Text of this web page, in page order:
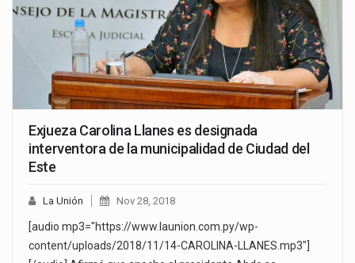
Exjueza Carolina Llanes es designada
interventora de la municipalidad de Ciudad del
Este
La Unión Nov 28, 2018
[audio mp3="https://www.launion.com.py/wp-
content/uploads/2018/11/14-CAROLINA-LLANES.mp3"]